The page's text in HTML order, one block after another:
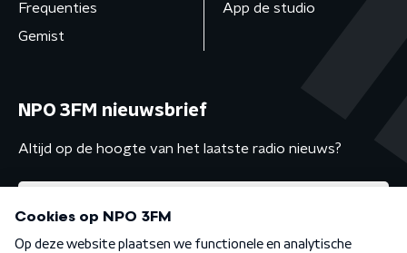
Frequenties
Gemist
App de studio
NPO 3FM nieuwsbrief
Altijd op de hoogte van het laatste radio nieuws?